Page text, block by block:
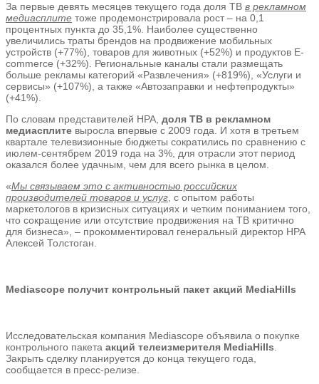
За первые девять месяцев текущего года доля ТВ в рекламном
медиасплите тоже продемонстрировала рост – на 0,1
процентных пункта до 35,1%. Наиболее существенно
увеличились траты брендов на продвижение мобильных
устройств (+77%), товаров для животных (+52%) и продуктов E-
commerce (+32%). Региональные каналы стали размещать
больше рекламы категорий «Развлечения» (+819%), «Услуги и
сервисы» (+107%), а также «Автозаправки и нефтепродукты»
(+41%).
По словам представителей НРА, доля ТВ в рекламном
медиасплите выросла впервые с 2009 года. И хотя в третьем
квартале телевизионные бюджеты сократились по сравнению с
июлем-сентябрем 2019 года на 3%, для отрасли этот период
оказался более удачным, чем для всего рынка в целом.
«Мы связываем это с активностью российских
производителей товаров и услуг, с опытом работы
маркетологов в кризисных ситуациях и четким пониманием того,
что сокращение или отсутствие продвижения на ТВ критично
для бизнеса», – прокомментировал генеральный директор НРА
Алексей Толстоган.
Mediascope получит контрольный пакет акций MediaHills
Исследовательская компания Mediascope объявила о покупке
контрольного пакета акций телеизмерителя MediaHills
Закрыть сделку планируется до конца текущего года,
сообщается в пресс-релизе.